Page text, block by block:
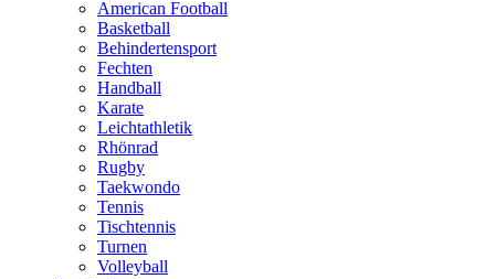
American Football
Basketball
Behindertensport
Fechten
Handball
Karate
Leichtathletik
Rhönrad
Rugby
Taekwondo
Tennis
Tischtennis
Turnen
Volleyball